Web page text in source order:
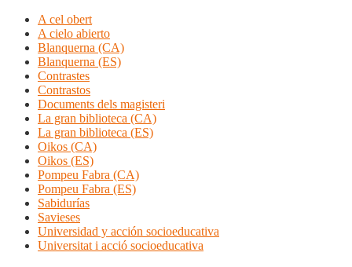
A cel obert
A cielo abierto
Blanquerna (CA)
Blanquerna (ES)
Contrastes
Contrastos
Documents dels magisteri
La gran biblioteca (CA)
La gran biblioteca (ES)
Oikos (CA)
Oikos (ES)
Pompeu Fabra (CA)
Pompeu Fabra (ES)
Sabidurías
Savieses
Universidad y acción socioeducativa
Universitat i acció socioeducativa